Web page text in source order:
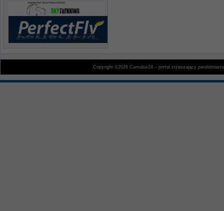
Copyright ©2026 Cumulus24 – portal zrzeszający